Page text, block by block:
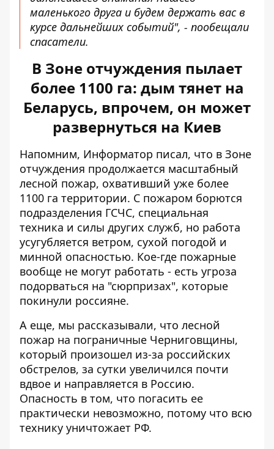
маленького друга и будем держать вас в
курсе дальнейших событий", - пообещали
спасатели.
В Зоне отчуждения пылает
более 1100 га: дым тянет на
Беларусь, впрочем, он может
развернуться на Киев
Напомним, Информатор писал, что в Зоне
отчуждения продолжается масштабный
лесной пожар, охвативший уже более
1100 га территории. С пожаром борются
подразделения ГСЧС, специальная
техника и силы других служб, но работа
усугубляется ветром, сухой погодой и
минной опасностью. Кое-где пожарные
вообще не могут работать - есть угроза
подорваться на "сюрпризах", которые
покинули россияне.
А еще, мы рассказывали, что лесной
пожар на пограничные Черниговщины,
который произошел из-за российских
обстрелов, за сутки увеличился почти
вдвое и направляется в Россию.
Опасность в том, что погасить ее
практически невозможно, потому что всю
технику уничтожает РФ.